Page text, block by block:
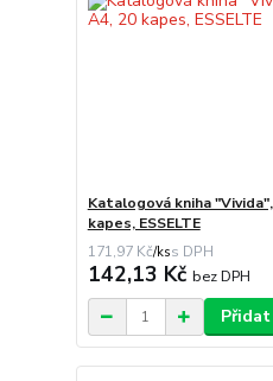
Katalogová kniha
kapes, ESSELTE
171,97 Kč/ks
142,13 Kč bez DPH